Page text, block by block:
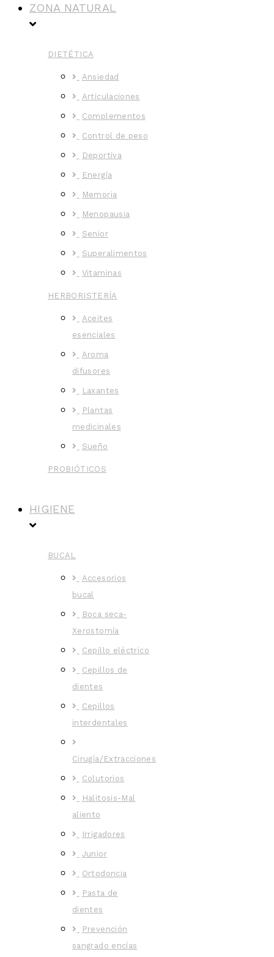
ZONA NATURAL
DIETÉTICA
Ansiedad
Articulaciones
Complementos
Control de peso
Deportiva
Energía
Memoria
Menopausia
Senior
Superalimentos
Vitaminas
HERBORISTERÍA
Aceites
esenciales
Aroma
difusores
Laxantes
Plantas
medicinales
Sueño
PROBIÓTICOS
HIGIENE
BUCAL
Accesorios
bucal
Boca seca-
Xerostomía
Cepillo eléctrico
Cepillos de
dientes
Cepillos
interdentales
Cirugía/Extracciones
Colutorios
Halitosis-Mal
aliento
Irrigadores
Junior
Ortodoncia
Pasta de
dientes
Prevención
sangrado encías